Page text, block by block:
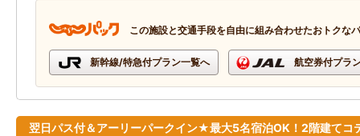
この施設と交通手段を自由に組み合わせたおトクな
新幹線/特急付プラン一覧へ 航空券付プラ
翌日パス付＆アーリーパークイン★最大5名宿泊OK！2階建てコ